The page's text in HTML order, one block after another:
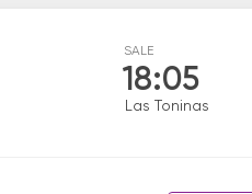
SALE
18:05
Las Toninas